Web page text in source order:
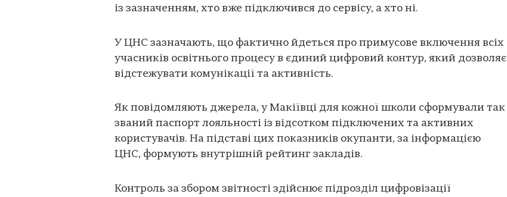
із зазначенням, хто вже підключився до сервісу, а хто ні.
У ЦНС зазначають, що фактично йдеться про примусове включення всіх
учасників освітнього процесу в єдиний цифровий контур, який дозволяє
відстежувати комунікації та активність.
Як повідомляють джерела, у Макіївці для кожної школи сформували так
званий паспорт лояльності із відсотком підключених та активних
користувачів. На підставі цих показників окупанти, за інформацією
ЦНС, формують внутрішній рейтинг закладів.
Контроль за збором звітності здійснює підрозділ цифровізації